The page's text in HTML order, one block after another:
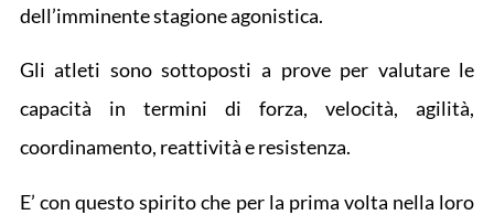
dell’imminente stagione agonistica.
Gli atleti sono sottoposti a prove per valutare le
capacità in termini di forza, velocità, agilità,
coordinamento, reattività e resistenza.
E’ con questo spirito che per la prima volta nella loro